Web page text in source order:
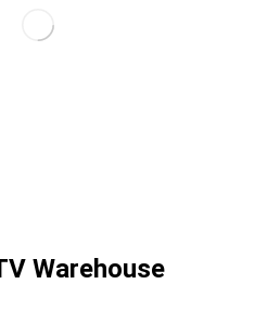
Warehouse